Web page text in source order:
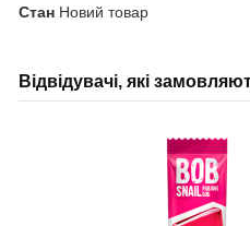
Стан Новий товар
Відвідувачі, які